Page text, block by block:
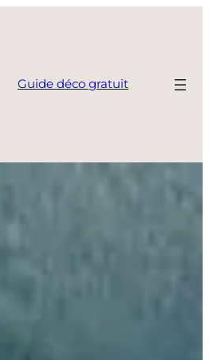
Guide déco gratuit